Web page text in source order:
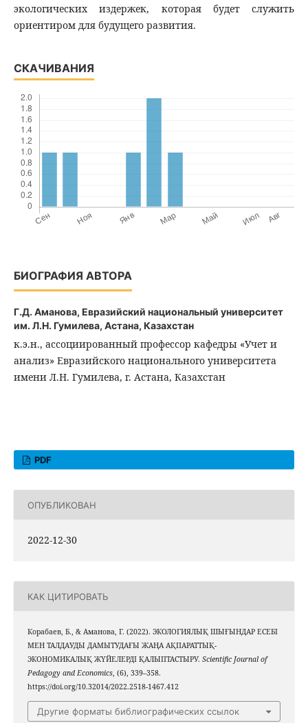
экологических издержек, которая будет служить
ориентиром для будущего развития.
СКАЧИВАНИЯ
БИОГРАФИЯ АВТОРА
Г.Д. Аманова, Евразийский национальный университет
им. Л.Н. Гумилева, Астана, Казахстан
к.э.н., ассоциированный профессор кафедры «Учет и
анализ» Евразийского национального университета
имени Л.Н. Гумилева, г. Астана, Казахстан
PDF
ОПУБЛИКОВАН
2022-12-30
КАК ЦИТИРОВАТЬ
Корабаев, Б., & Аманова, Г. (2022). ЭКОЛОГИЯЛЫҚ ШЫҒЫНДАР ЕСЕБІ
МЕН ТАЛДАУДЫ ДАМЫТУДАҒЫ ЖАҢА АҚПАРАТТЫҚ-
ЭКОНОМИКАЛЫҚ ЖҮЙЕЛЕРДІ ҚАЛЫПТАСТЫРУ. Scientific Journal of
Pedagogy and Economics, (6), 339–358.
https://doi.org/10.32014/2022.2518-1467.412
Другие форматы библиографических ссылок